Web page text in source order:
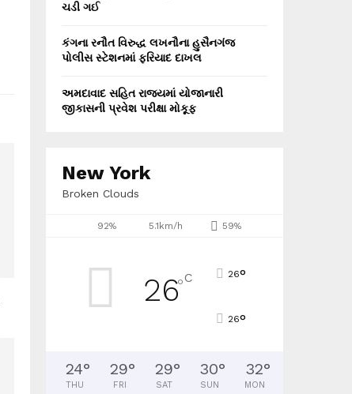
ચડી ગઈ
કંગના રનૌત વિરુદ્ધ લખનૌના હુસૈનગંજ
પોલીસ સ્ટેશનમાં ફરિયાદ દાખલ
અમદાવાદ સહિત રાજ્યમાં યોજાનારી
જીકાસની પ્રવેશ પરીક્ષા મોકૂફ
New York
Broken Clouds
92% 5.1km/h 59%
26°C 26°
26°
24°
THU
29°
FRI
29°
SAT
30°
SUN
32°
MON